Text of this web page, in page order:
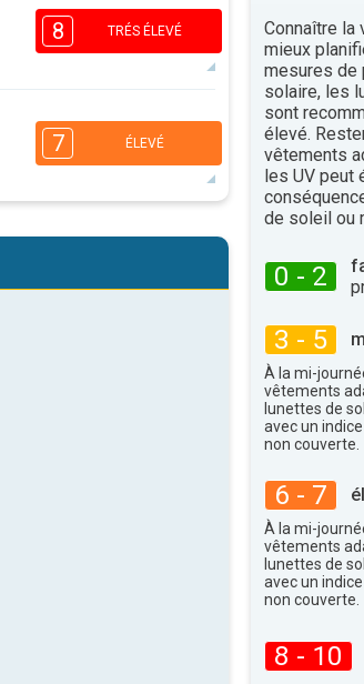
5
16:00
32°maxi
8 TRÉS ÉLEVÉ
4
16:00
33°maxi
7 ÉLEVÉ
4
Connaître la
mieux
mesures de
solaire, les
sont
élevé.
vêtements
les UV peut
de soleil ou
0 - 2
3 - 5
À la mi-
vêtements
lunettes de
avec un
non couverte.
6 - 7
À la mi-
vêtements
lunettes de
avec un
non couverte.
8 - 10